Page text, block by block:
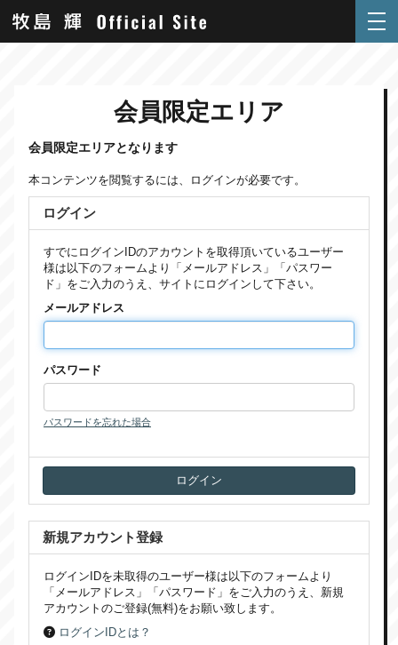
会員限定エリア
会員限定エリアとなります
本コンテンツを閲覧するには、ログインが必要です。
ログイン
すでにログインIDのアカウントを取得頂いているユーザー
様は以下のフォームより「メールアドレス」「パスワー
ド」をご入力のうえ、サイトにログインして下さい。
メールアドレス
パスワード
パスワードを忘れた場合
新規アカウント登録
ログインIDを未取得のユーザー様は以下のフォームより
「メールアドレス」「パスワード」をご入力のうえ、新規
アカウントのご登録(無料)をお願い致します。
ログインIDとは？